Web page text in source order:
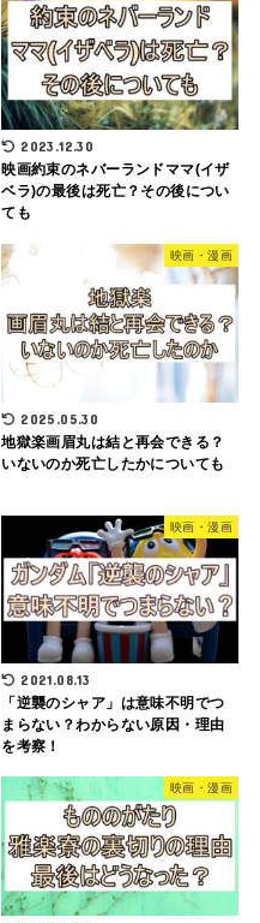
2023.12.30
映画約束のネバーランドママ(イザ
ベラ)の最後は死亡？その後につい
ても
映画・漫画
2025.05.30
地獄楽画眉丸は結と再会できる？
いないのか死亡したかについても
映画・漫画
2021.08.13
「逆襲のシャア」は意味不明でつ
まらない？わからない原因・理由
を考察！
映画・漫画